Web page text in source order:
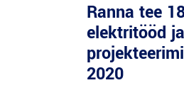
Ranna tee
elektritööd ja
2020